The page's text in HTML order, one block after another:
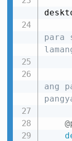
para
ang